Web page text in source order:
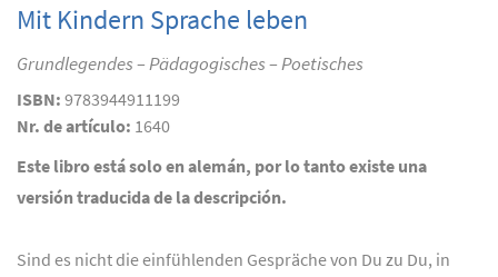
Mit Kindern Sprache leben
Grundlegendes – Pädagogisches – Poetisches
ISBN: 9783944911199
Nr. de artículo: 1640
Este libro está solo en alemán, por lo tanto existe una
versión traducida de la descripción.
Sind es nicht die einfühlenden Gespräche von Du zu Du, in